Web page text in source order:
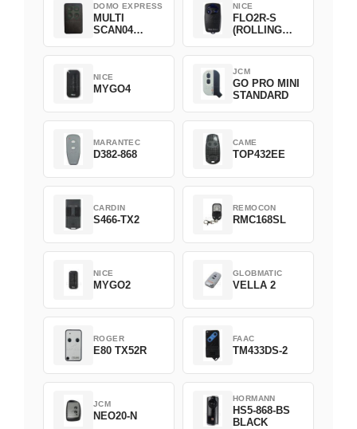
DOMO EXPRESS
MULTI
SCAN04
NICE
FLO2R-S
(ROLLING
NICE
MYGO4
JCM
GO PRO MINI
STANDARD
MARANTEC
D382-868
CAME
TOP432EE
CARDIN
S466-TX2
REMOCON
RMC168SL
NICE
MYGO2
GLOBMATIC
VELLA 2
ROGER
E80 TX52R
FAAC
TM433DS-2
JCM
NEO20-N
HORMANN
HS5-868-BS
BLACK